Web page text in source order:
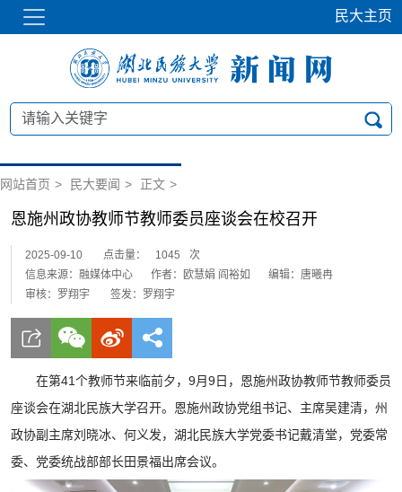
民大主页
网站首页 > 民大要闻 > 正文 >
恩施州政协教师节教师委员座谈会在校召开
2025-09-10 点击量： 1045
次
信息来源：融媒体中心
作者：欧慧娟 阎裕如
编辑：唐曦冉
审核：罗翔宇
签发：罗翔宇
在第41个教师节来临前夕，9月9日，恩施州政协教师节教师委员
座谈会在湖北民族大学召开。恩施州政协党组书记、主席吴建清，州
政协副主席刘晓冰、何义发，湖北民族大学党委书记戴清堂，党委常
委、党委统战部部长田景福出席会议。